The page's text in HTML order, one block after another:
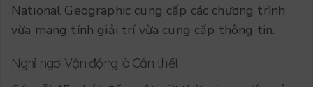
National Geographic cung cấp các chương trình
vừa mang tính giải trí vừa cung cấp thông tin.
Nghỉ ngơi Vận động là Cần thiết